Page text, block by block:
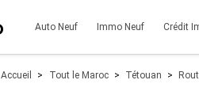
Auto Neuf Immo Neuf Crédit
Accueil Tout le Maroc Tétouan